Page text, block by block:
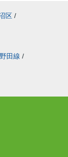
区 /
田線 /